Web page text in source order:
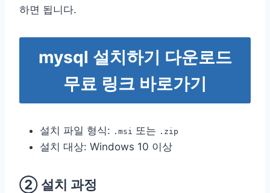
하면 됩니다.
mysql 설치하기 다운로드
무료 링크 바로가기
설치 파일 형식: .msi 또는 .zip
설치 대상: Windows 10 이상
② 설치 과정